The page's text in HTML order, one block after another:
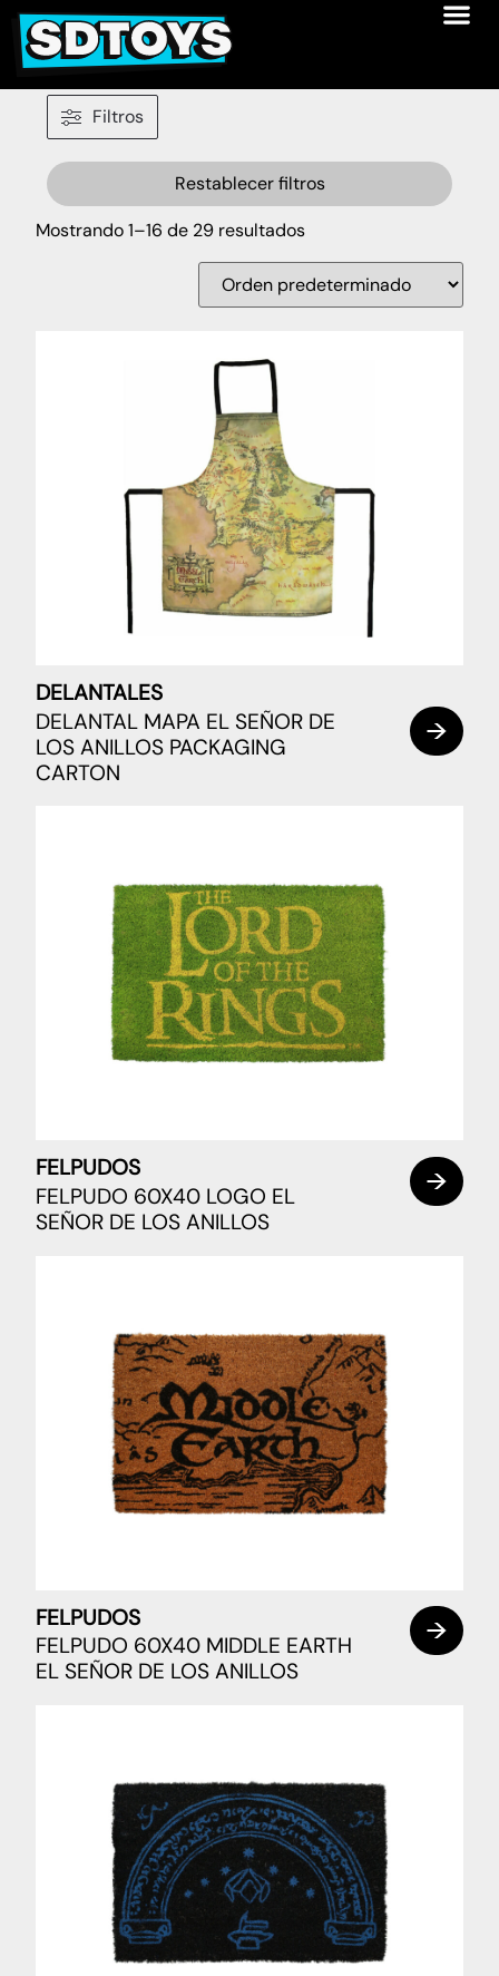
Filtros
Restablecer filtros
Mostrando 1–16 de 29 resultados
DELANTALES
DELANTAL MAPA EL SEÑOR DE
LOS ANILLOS PACKAGING
CARTON
FELPUDOS
FELPUDO 60X40 LOGO EL
SEÑOR DE LOS ANILLOS
FELPUDOS
FELPUDO 60X40 MIDDLE EARTH
EL SEÑOR DE LOS ANILLOS